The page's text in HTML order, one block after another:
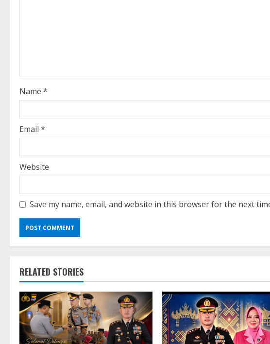
d
i
n
g
Name *
Email *
Website
Save my name, email, and website in this browser for the next
RELATED STORIES